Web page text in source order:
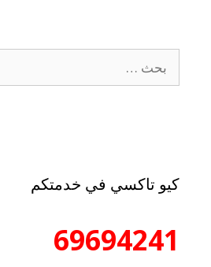
كيو تاكسي في خدمتكم
69694241